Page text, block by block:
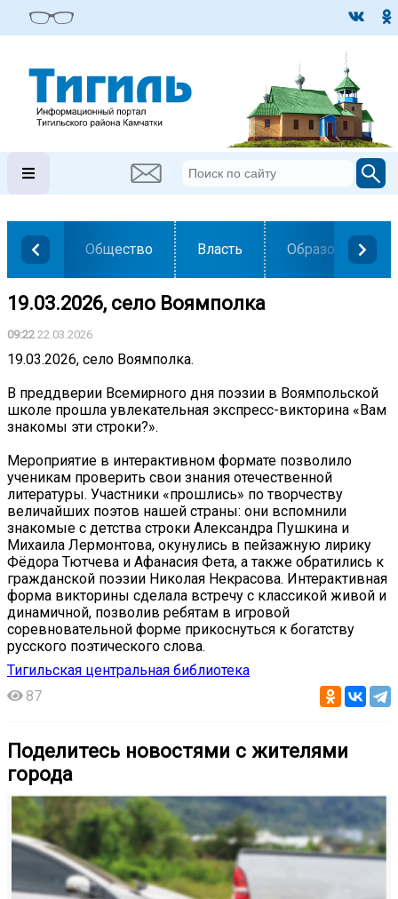
Общество Власть Образование
19.03.2026, село Воямполка
09:22 22.03.2026
19.03.2026, село Воямполка.
В преддверии Всемирного дня поэзии в Воямпольской
школе прошла увлекательная экспресс-викторина «Вам
знакомы эти строки?».
Мероприятие в интерактивном формате позволило
ученикам проверить свои знания отечественной
литературы. Участники «прошлись» по творчеству
величайших поэтов нашей страны: они вспомнили
знакомые с детства строки Александра Пушкина и
Михаила Лермонтова, окунулись в пейзажную лирику
Фёдора Тютчева и Афанасия Фета, а также обратились к
гражданской поэзии Николая Некрасова. Интерактивная
форма викторины сделала встречу с классикой живой и
динамичной, позволив ребятам в игровой
соревновательной форме прикоснуться к богатству
русского поэтического слова.
Тигильская центральная библиотека
87
Поделитесь новостями с жителями
города